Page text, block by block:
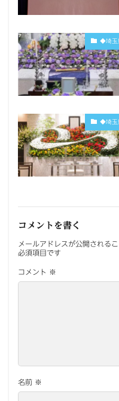
◆埼玉
◆埼玉
コメントを書く
メールアドレスが公開されるこ
必須項目です
コメント ※
名前 ※